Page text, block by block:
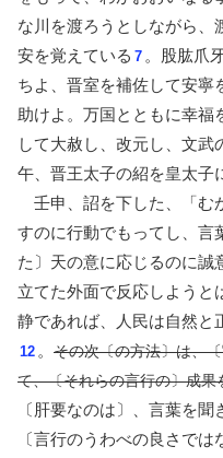
な川を渡ろうとしながら、
安を覚えている 7 。股肱爪
ちよ、晋室を補佐して安寧
助けよ。万国とともに幸福
して大赦し、改元し、文
午、晋王太子の紹を皇太子
壬申、詔を下した、「む
すのに行動でもってし、言
た〕天の意に応じるのに誠
立てた外面で反応しようと
静であれば、人民は自然と
12 。 その次〔の方法〕は、
て、〔それらの言行の〕成
〔肝要なのは〕、言葉を聞
〔言行のうわべの良さで